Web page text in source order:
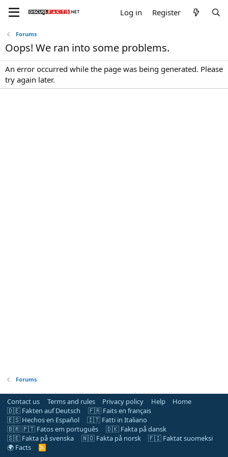
Log in Register
Forums
Oops! We ran into some problems.
An error occurred while the page was being generated. Please
try again later.
Forums
Contact us Terms and rules Privacy policy Help
Home
🇩🇪 Fakten auf Deutsch
🇫🇷 Faits en français
🇪🇸 Hechos en Español
🇮🇹 Fatti in Italiano
🇧🇷 🇵🇹 Fatos em português
🇩🇰 Fakta på dansk
🇸🇪 Fakta på svenska
🇳🇴 Fakta på norsk
🇫🇮 Faktat suomeksi
🌍 Facts
R